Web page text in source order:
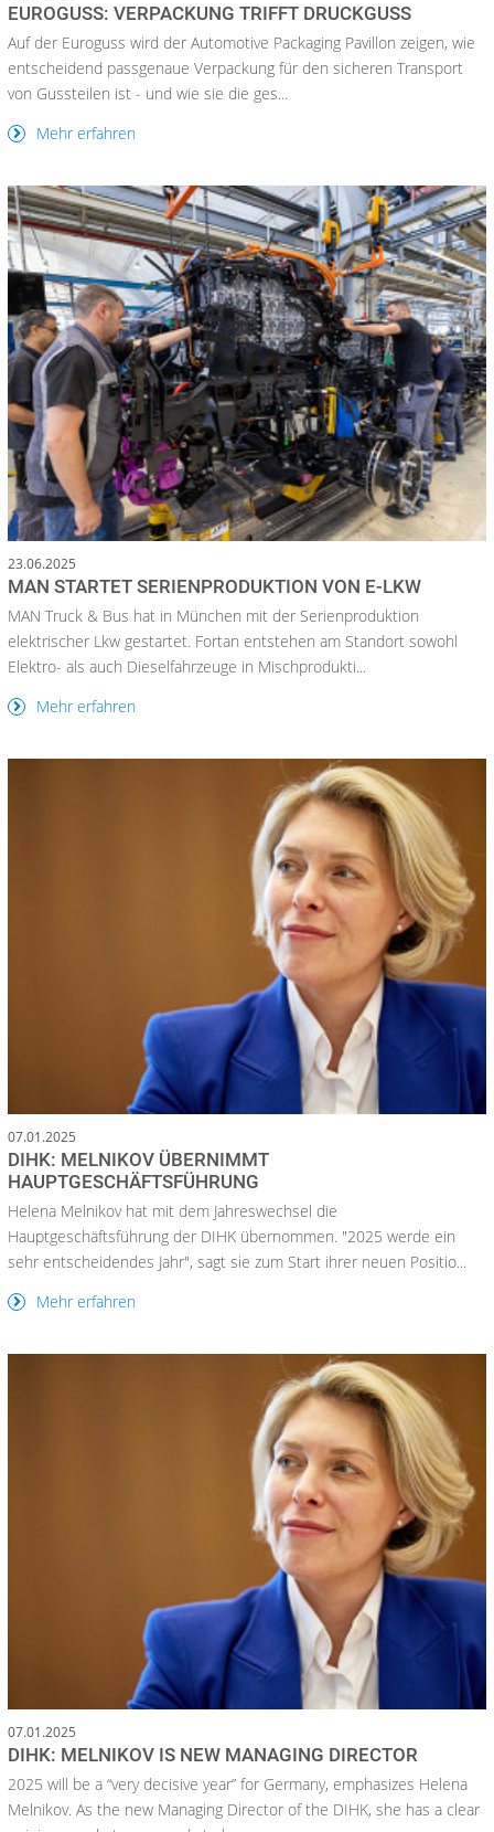
EUROGUSS: VERPACKUNG TRIFFT DRUCKGUSS
Auf der Euroguss wird der Automotive Packaging Pavillon zeigen, wie
entscheidend passgenaue Verpackung für den sicheren Transport
von Gussteilen ist - und wie sie die ges...
Mehr erfahren
23.06.2025
MAN STARTET SERIENPRODUKTION VON E-LKW
MAN Truck & Bus hat in München mit der Serienproduktion
elektrischer Lkw gestartet. Fortan entstehen am Standort sowohl
Elektro- als auch Dieselfahrzeuge in Mischprodukti...
Mehr erfahren
07.01.2025
DIHK: MELNIKOV ÜBERNIMMT
HAUPTGESCHÄFTSFÜHRUNG
Helena Melnikov hat mit dem Jahreswechsel die
Hauptgeschäftsführung der DIHK übernommen. "2025 werde ein
sehr entscheidendes Jahr", sagt sie zum Start ihrer neuen Positio...
Mehr erfahren
07.01.2025
DIHK: MELNIKOV IS NEW MANAGING DIRECTOR
2025 will be a “very decisive year” for Germany, emphasizes Helena
Melnikov. As the new Managing Director of the DIHK, she has a clear